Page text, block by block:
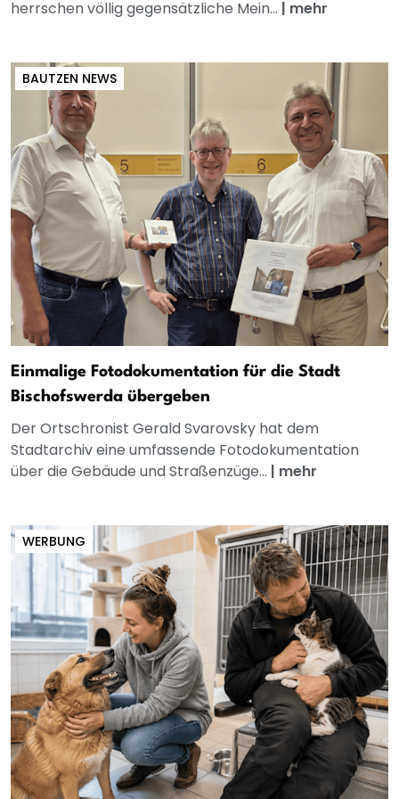
herrschen völlig gegensätzliche Mein... | mehr
BAUTZEN NEWS
Einmalige Fotodokumentation für die Stadt
Bischofswerda übergeben
Der Ortschronist Gerald Svarovsky hat dem
Stadtarchiv eine umfassende Fotodokumentation
über die Gebäude und Straßenzüge... | mehr
WERBUNG